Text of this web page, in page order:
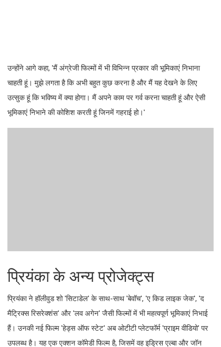
उन्होंने आगे कहा, 'मैं अंग्रेजी फिल्मों में भी विभिन्न प्रकार की भूमिकाएं निभाना
चाहती हूं। मुझे लगता है कि अभी बहुत कुछ करना है और मैं यह देखने के लिए
उत्सुक हूं कि भविष्य में क्या होगा। मैं अपने काम पर गर्व करना चाहती हूं और ऐसी
भूमिकाएं निभाने की कोशिश करती हूं जिनमें गहराई हो।'
प्रियंका के अन्य प्रोजेक्ट्स
प्रियंका ने हॉलीवुड शो 'सिटाडेल' के साथ-साथ 'बेवॉच', 'ए किड लाइक जेक', 'द
मैट्रिक्स रिसरेक्शंस' और 'लव अगेन' जैसी फिल्मों में भी महत्वपूर्ण भूमिकाएं निभाई
हैं। उनकी नई फिल्म 'हेड्स ऑफ स्टेट' अब ओटीटी प्लेटफॉर्म 'प्राइम वीडियो' पर
उपलब्ध है। यह एक एक्शन कॉमेडी फिल्म है, जिसमें वह इड्रिस एल्बा और जॉन